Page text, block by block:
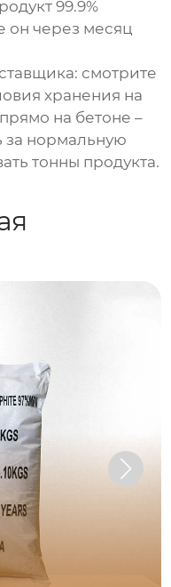
99.9%
он через месяц
смотрите
хранения на
на бетоне –
за нормальную
тонны продукта.